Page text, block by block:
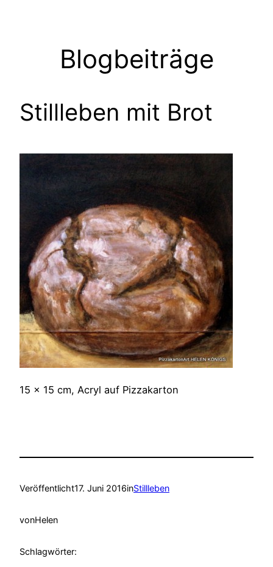
Blogbeiträge
Stillleben mit Brot
15 x 15 cm, Acryl auf Pizzakarton
Veröffentlicht17. Juni 2016inStillleben
vonHelen
Schlagwörter: